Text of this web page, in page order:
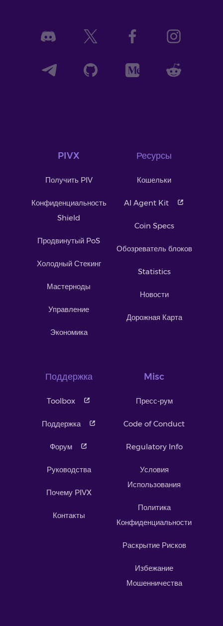
PIVX
Получить PIV
Конфиденциальность
Shield
Продвинутый PoS
Холодный Стекинг
Мастерноды
Управление
Экономика
Ресурсы
Кошельки
AI Agent Kit
Coin Specs
Обозреватель блоков
Statistics
Новости
Дорожная Карта
Поддержка
Toolbox
Поддержка
Форум
Руководства
Почему PIVX
Контакты
Misc
Пресс-рум
Code of Conduct
Regulatory Info
Условия
Использования
Политика
Конфиденциальности
Раскрытие Рисков
Избежание
Мошенничества